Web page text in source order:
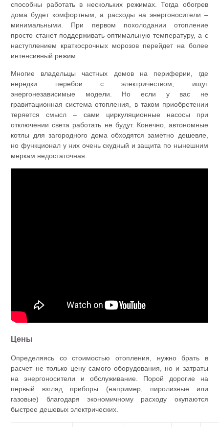
способны работать в нескольких режимах. Тогда обогрев
дома будет комфортным, а расходы на энергоносители –
минимальными. При первом похолодании отопление
просто станет поддерживать оптимальную температуру, а с
наступлением краткосрочных морозов перейдет на более
интенсивный режим.
Многие владельцы частных домов на периферии, где
нередки перебои с электричеством, ищут
энергонезависимые модели. Но если у вас не
гравитационная система отопления, в таком приобретении
теряется смысл – сами циркуляционные насосы при
отключении света работать не будут. Конечно, автономные
котлы для загородного дома обходятся заметно дешевле,
но функционал у них очень скудный и защита по нынешним
меркам недостаточная.
Цены
Определяясь со стоимостью отопления, нужно брать в
расчет не только цену самого оборудования, но и затраты
на энергоносители и обслуживание. Порой дорогие на
первый взгляд приборы (например, пиролизные или
газовые) благодаря экономичному расходу окупаются
быстрее дешевых электрических.